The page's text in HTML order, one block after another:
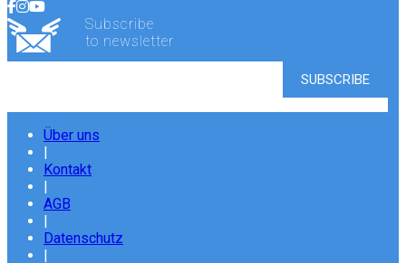
Subscribe
to newsletter
Über uns
Kontakt
AGB
Datenschutz